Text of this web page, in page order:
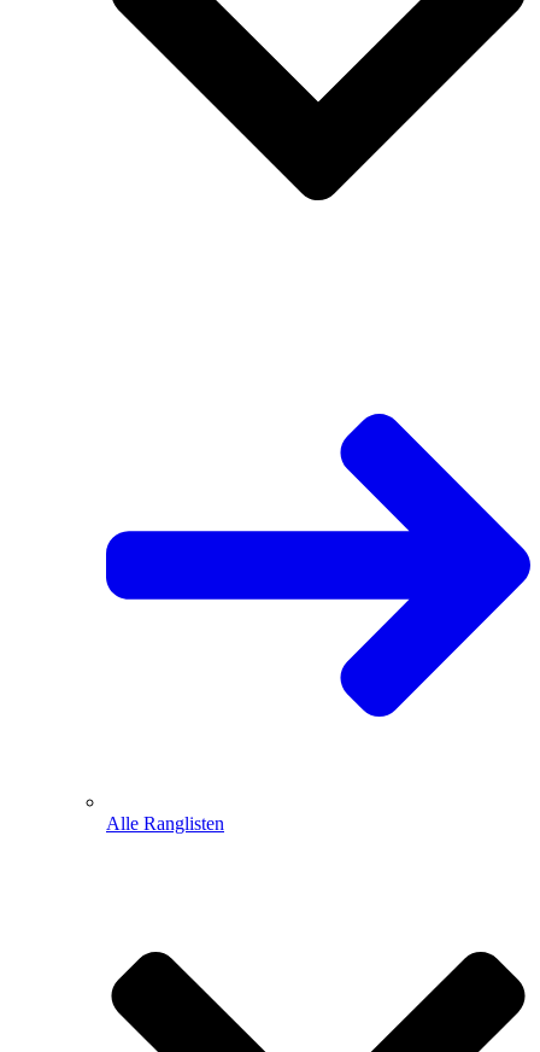
Alle Ranglisten